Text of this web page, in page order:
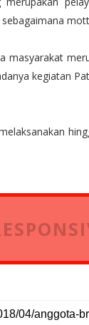
masyarakat
kegiatan